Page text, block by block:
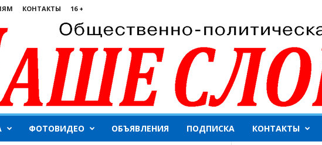
КОНТАКТЫ 16 +
ФОТОВИДЕО ОБЪЯВЛЕНИЯ ПОДПИСКА КОНТАКТЫ